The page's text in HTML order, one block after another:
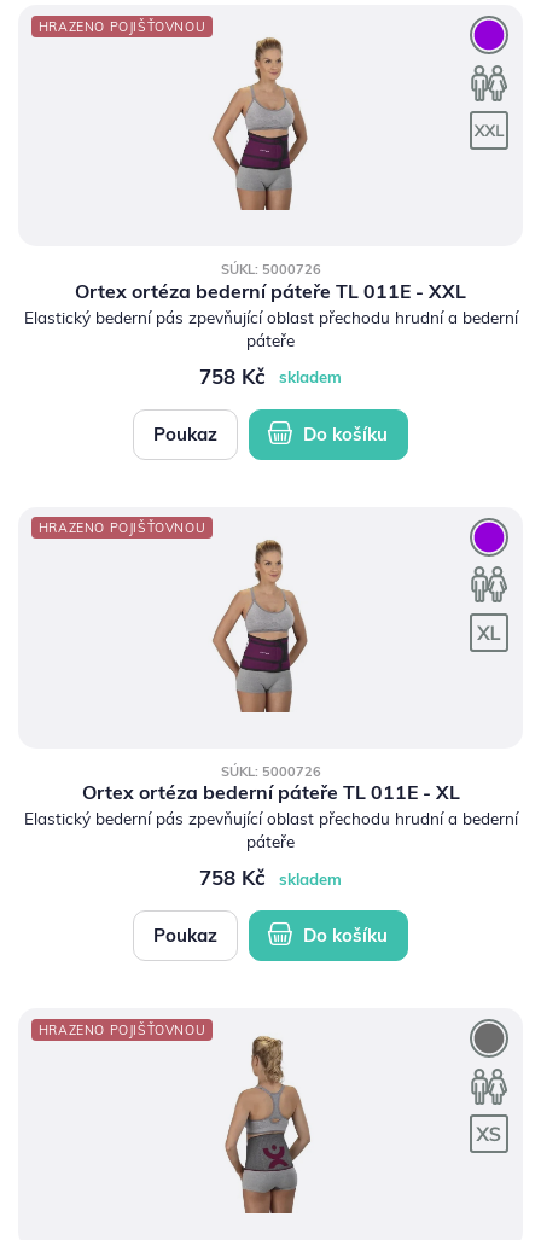
HRAZENO POJIŠŤOVNOU
SÚKL: 5000726
Ortex ortéza bederní páteře TL 011E - XXL
Elastický bederní pás zpevňující oblast přechodu hrudní a bederní
páteře
758 Kč skladem
Poukaz Do košíku
HRAZENO POJIŠŤOVNOU
SÚKL: 5000726
Ortex ortéza bederní páteře TL 011E - XL
Elastický bederní pás zpevňující oblast přechodu hrudní a bederní
páteře
758 Kč skladem
Poukaz Do košíku
HRAZENO POJIŠŤOVNOU